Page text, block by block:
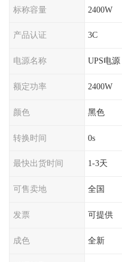
标称容量 2400W
产品认证 3C
电源名称 UPS电源
额定功率 2400W
颜色 黑色
转换时间 0s
最快出货时间 1-3天
可售卖地 全国
发票 可提供
成色 全新